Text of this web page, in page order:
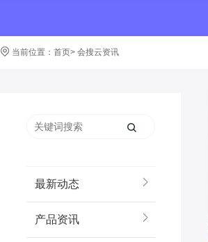
当前位置： 首页> 会搜云资讯
最新动态
产品资讯